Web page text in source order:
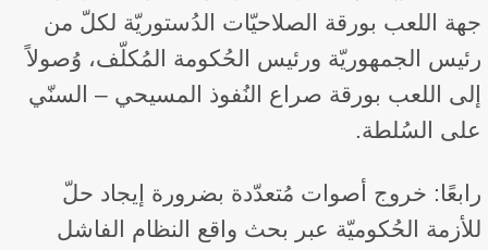
جهة اللعب بورقة الصلاحيّات الدُستوريّة لكلّ من
رئيس الجمهوريّة ورئيس الحُكومة المُكلّف، وُصولاً
إلى اللعب بورقة صراع النُفوذ المسيحي – السنّي
على السُلطة.
رابعًا: خروج أصوات مُتعدّدة بضرورة إيجاد حلّ
للأزمة الحُكوميّة عبر بحث واقع النظام الفاشل